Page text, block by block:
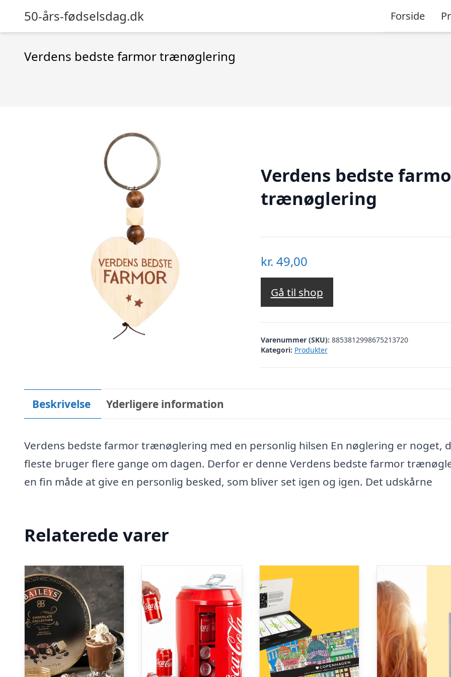
50-års-fødselsdag.dk Forside
Verdens bedste farmor trænøglering
Verdens bedste
trænøglering
kr. 49,00
Gå til shop
Varenummer (SKU): 8853812998675213720
Kategori: Produkter
Beskrivelse Yderligere information
Verdens bedste farmor trænøglering med en personlig hilsen En nøglering er noget,
fleste bruger flere gange om dagen. Derfor er denne Verdens bedste farmor
en fin måde at give en personlig besked, som bliver set igen og igen. Det udskårne
Relaterede varer